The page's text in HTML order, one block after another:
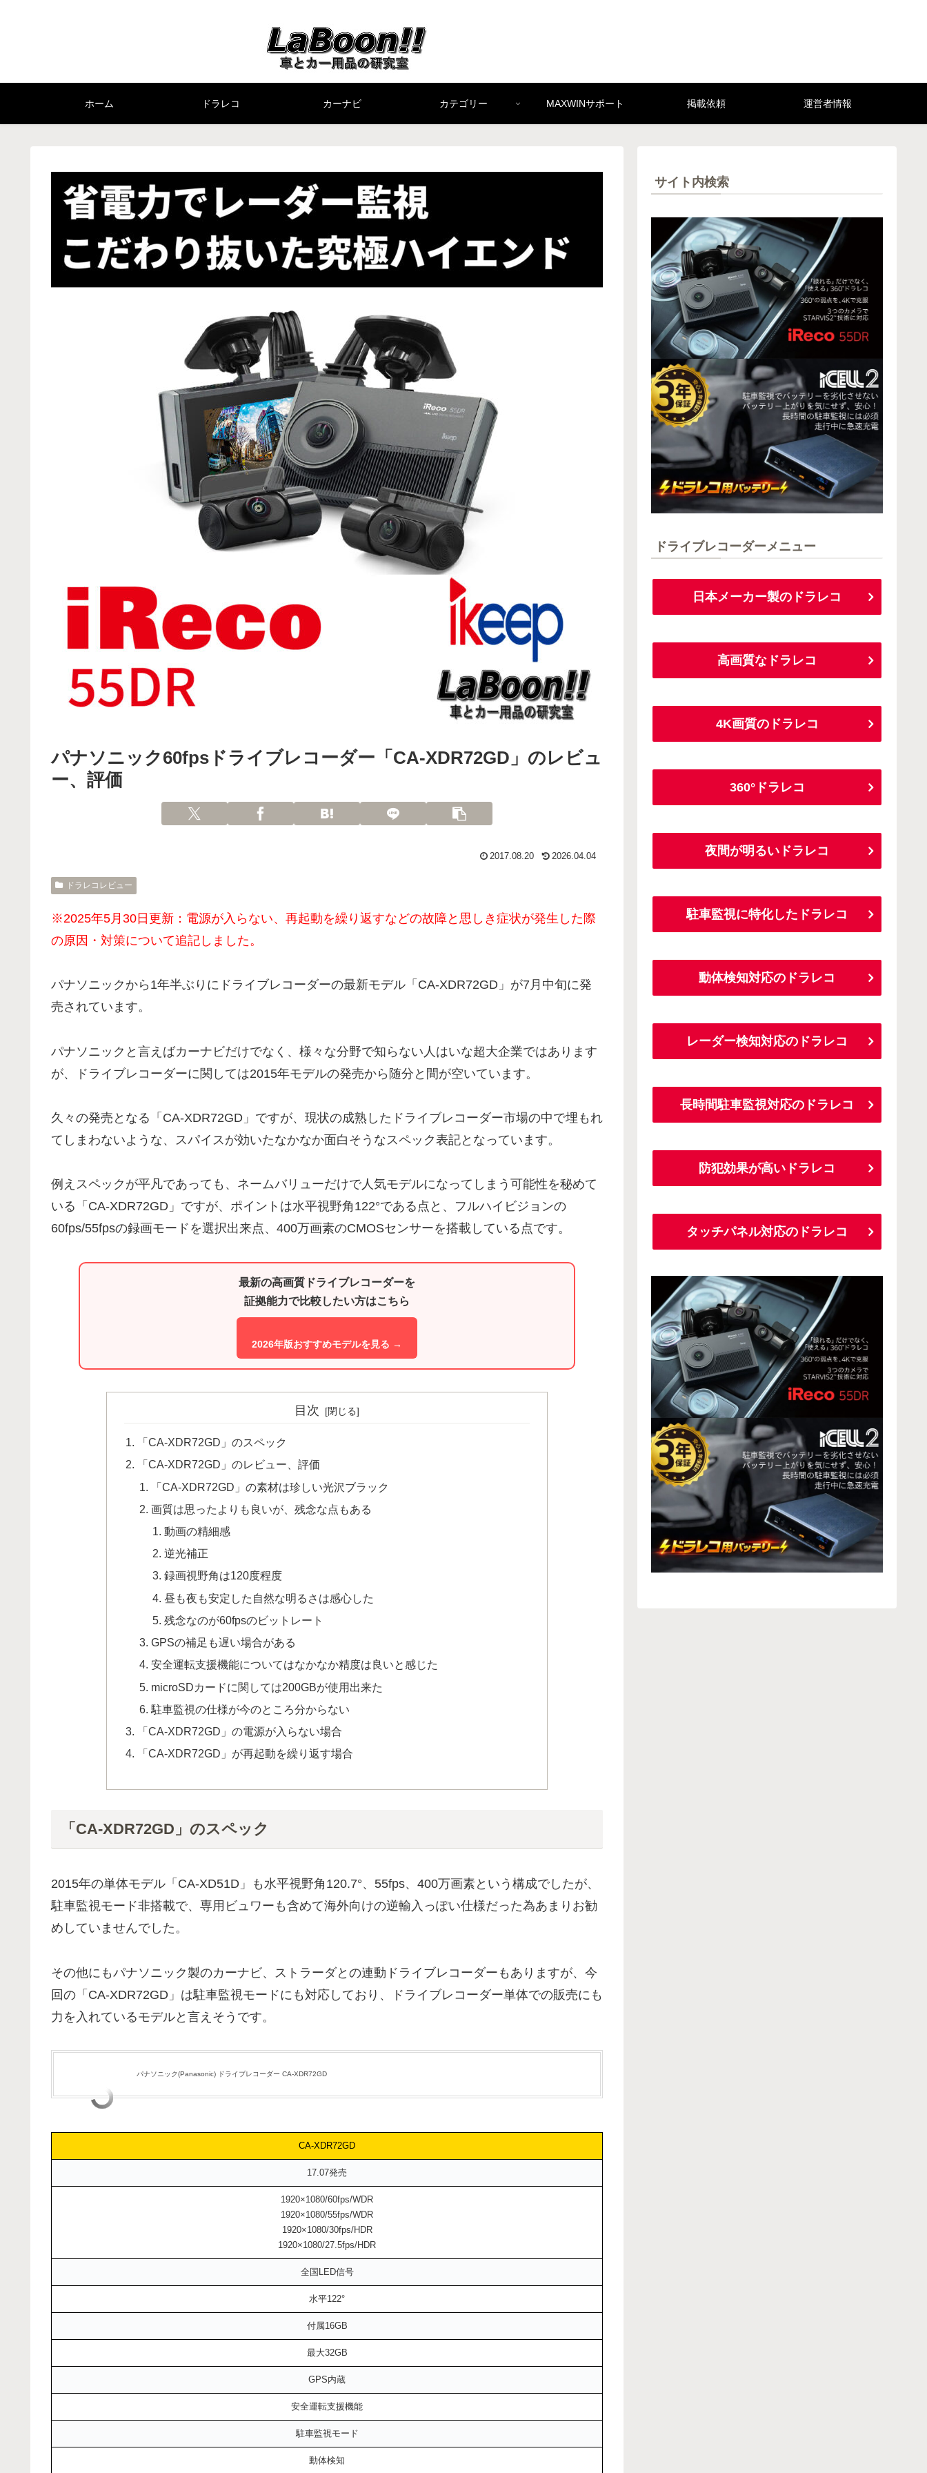
ホーム ドラレコ カーナビ カテゴリー MAXWINサポート 掲載依頼 運営者情報
パナソニック60fpsドライブレコーダー「CA-XDR72GD」のレビュ
ー、評価
2017.08.20 2026.04.04
ドラレコレビュー
※2025年5月30日更新：電源が入らない、再起動を繰り返すなどの故障と思しき症状が発生した際
の原因・対策について追記しました。
パナソニックから1年半ぶりにドライブレコーダーの最新モデル「CA-XDR72GD」が7月中旬に発
売されています。
パナソニックと言えばカーナビだけでなく、様々な分野で知らない人はいな超大企業ではあります
が、ドライブレコーダーに関しては2015年モデルの発売から随分と間が空いています。
久々の発売となる「CA-XDR72GD」ですが、現状の成熟したドライブレコーダー市場の中で埋もれ
てしまわないような、スパイスが効いたなかなか面白そうなスペック表記となっています。
例えスペックが平凡であっても、ネームバリューだけで人気モデルになってしまう可能性を秘めて
いる「CA-XDR72GD」ですが、ポイントは水平視野角122°である点と、フルハイビジョンの
60fps/55fpsの録画モードを選択出来点、400万画素のCMOSセンサーを搭載している点です。
最新の高画質ドライブレコーダーを
証拠能力で比較したい方はこちら
2026年版おすすめモデルを見る →
目次
「CA-XDR72GD」のスペック
「CA-XDR72GD」のレビュー、評価
「CA-XDR72GD」の素材は珍しい光沢ブラック
画質は思ったよりも良いが、残念な点もある
動画の精細感
逆光補正
録画視野角は120度程度
昼も夜も安定した自然な明るさは感心した
残念なのが60fpsのビットレート
GPSの補足も遅い場合がある
安全運転支援機能についてはなかなか精度は良いと感じた
microSDカードに関しては200GBが使用出来た
駐車監視の仕様が今のところ分からない
「CA-XDR72GD」の電源が入らない場合
「CA-XDR72GD」が再起動を繰り返す場合
「CA-XDR72GD」のスペック
2015年の単体モデル「CA-XD51D」も水平視野角120.7°、55fps、400万画素という構成でしたが、
駐車監視モード非搭載で、専用ビュワーも含めて海外向けの逆輸入っぽい仕様だった為あまりお勧
めしていませんでした。
その他にもパナソニック製のカーナビ、ストラーダとの連動ドライブレコーダーもありますが、今
回の「CA-XDR72GD」は駐車監視モードにも対応しており、ドライブレコーダー単体での販売にも
力を入れているモデルと言えそうです。
パナソニック(Panasonic) ドライブレコーダー CA-XDR72GD
CA-XDR72GD
17.07発売
1920×1080/60fps/WDR
1920×1080/55fps/WDR
1920×1080/30fps/HDR
1920×1080/27.5fps/HDR
全国LED信号
水平122°
付属16GB
最大32GB
GPS内蔵
安全運転支援機能
駐車監視モード
動体検知
サイト内検索
ドライブレコーダーメニュー
日本メーカー製のドラレコ
高画質なドラレコ
4K画質のドラレコ
360°ドラレコ
夜間が明るいドラレコ
駐車監視に特化したドラレコ
動体検知対応のドラレコ
レーダー検知対応のドラレコ
長時間駐車監視対応のドラレコ
防犯効果が高いドラレコ
タッチパネル対応のドラレコ